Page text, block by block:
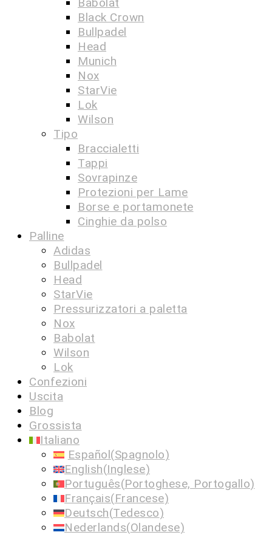
Black Crown
Bullpadel
Head
Munich
Nox
StarVie
Lok
Wilson
Tipo
Braccialetti
Tappi
Sovrapinze
Protezioni per Lame
Borse e portamonete
Cinghie da polso
Palline
Adidas
Bullpadel
Head
StarVie
Pressurizzatori a paletta
Nox
Babolat
Wilson
Lok
Confezioni
Uscita
Blog
Grossista
Italiano
Español(Spagnolo)
English(Inglese)
Português(Portoghese, Portogallo)
Français(Francese)
Deutsch(Tedesco)
Nederlands(Olandese)